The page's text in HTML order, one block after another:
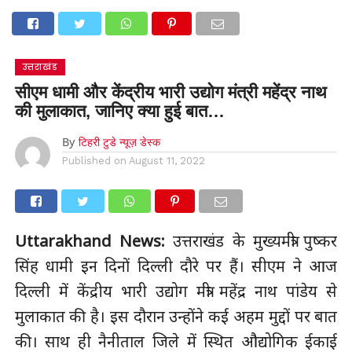
उत्तराखंड
सीएम धामी और केंद्रीय भारी उद्योग मंत्री महेंद्र नाथ
की मुलाकात, जानिए क्या हुई बात…
By टिहरी टुडे न्यूज़ डेस्क
Published on August 11, 2022
Uttarakhand News: उत्तराखंड के मुख्यमंत्री पुष्कर
सिंह धामी इन दिनों दिल्ली दौरे पर हैं। सीएम ने आज
दिल्ली में केंद्रीय भारी उद्योग मंत्री महेंद्र नाथ पांडेय से
मुलाकात की है। इस दौरान उन्होंने कई अहम मुद्दों पर बात
की। साथ ही नैनीताल जिले में स्थित औद्योगिक ईकाई